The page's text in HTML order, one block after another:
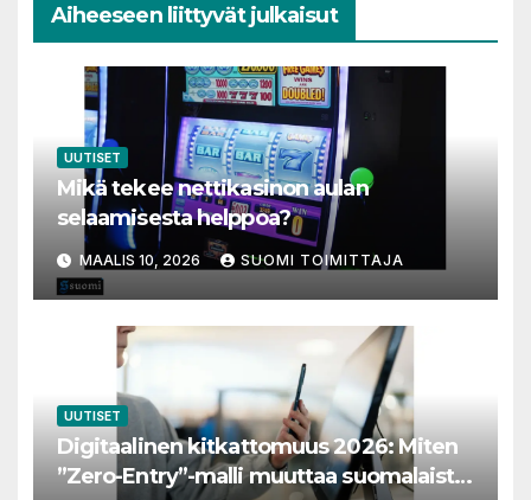
Aiheeseen liittyvät julkaisut
UUTISET
Mikä tekee nettikasinon aulan
selaamisesta helppoa?
MAALIS 10, 2026 SUOMI TOIMITTAJA
UUTISET
Digitaalinen kitkattomuus 2026: Miten
”Zero-Entry”-malli muuttaa suomalaista